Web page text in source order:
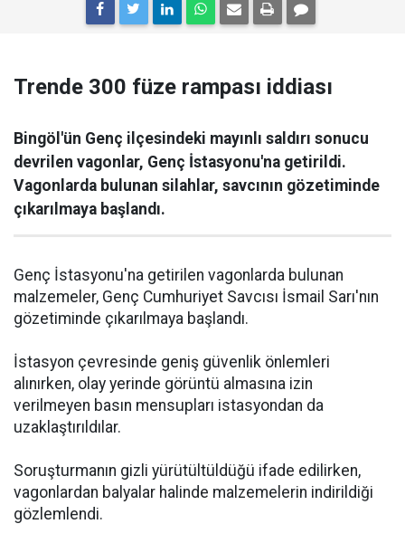
Trende 300 füze rampası iddiası
Bingöl'ün Genç ilçesindeki mayınlı saldırı sonucu
devrilen vagonlar, Genç İstasyonu'na getirildi.
Vagonlarda bulunan silahlar, savcının gözetiminde
çıkarılmaya başlandı.
Genç İstasyonu'na getirilen vagonlarda bulunan
malzemeler, Genç Cumhuriyet Savcısı İsmail Sarı'nın
gözetiminde çıkarılmaya başlandı.
İstasyon çevresinde geniş güvenlik önlemleri
alınırken, olay yerinde görüntü almasına izin
verilmeyen basın mensupları istasyondan da
uzaklaştırıldılar.
Soruşturmanın gizli yürütültüldüğü ifade edilirken,
vagonlardan balyalar halinde malzemelerin indirildiği
gözlemlendi.